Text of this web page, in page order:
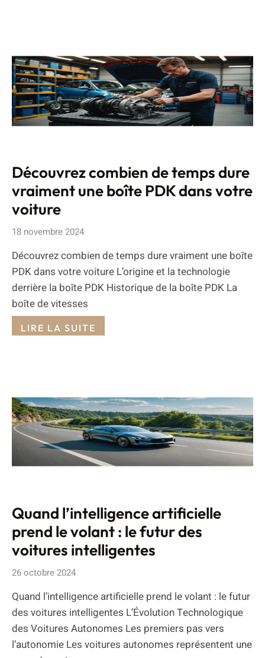
Découvrez combien de temps dure
vraiment une boîte PDK dans votre
voiture
18 novembre 2024
Découvrez combien de temps dure vraiment une boîte
PDK dans votre voiture L’origine et la technologie
derrière la boîte PDK Historique de la boîte PDK La
boîte de vitesses
LIRE LA SUITE
Quand l’intelligence artificielle
prend le volant : le futur des
voitures intelligentes
26 octobre 2024
Quand l’intelligence artificielle prend le volant : le futur
des voitures intelligentes L’Évolution Technologique
des Voitures Autonomes Les premiers pas vers
l’autonomie Les voitures autonomes représentent une